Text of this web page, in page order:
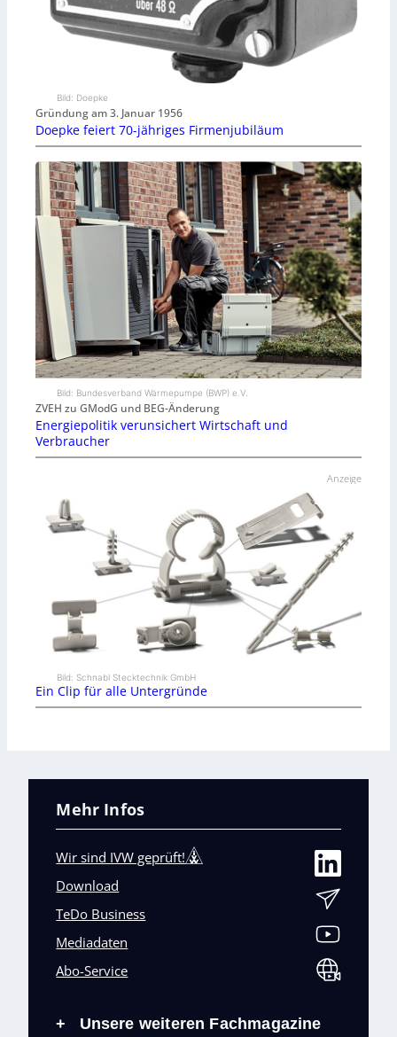
Bild: Doepke
Gründung am 3. Januar 1956
Doepke feiert 70-jähriges Firmenjubiläum
Bild: Bundesverband Wärmepumpe (BWP) e.V.
ZVEH zu GModG und BEG-Änderung
Energiepolitik verunsichert Wirtschaft und
Verbraucher
Anzeige
Bild: Schnabl Stecktechnik GmbH
Ein Clip für alle Untergründe
Mehr Infos
Wir sind IVW geprüft!
Download
TeDo Business
Mediadaten
Abo-Service
+ Unsere weiteren Fachmagazine